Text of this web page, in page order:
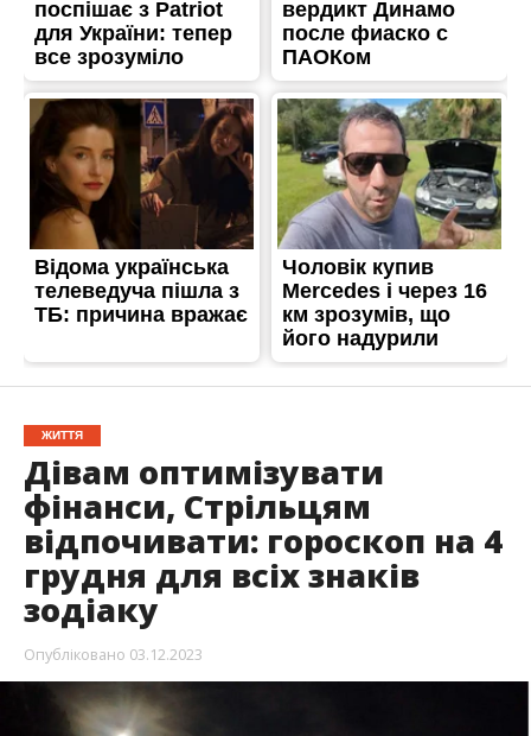
ЖИТТЯ
Дівам оптимізувати
фінанси, Стрільцям
відпочивати: гороскоп на 4
грудня для всіх знаків
зодіаку
Опубліковано 03.12.2023